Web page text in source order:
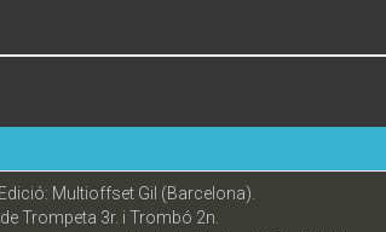
Multioffset Gil (Barcelona).
Trompeta 3r. i Trombó 2n.